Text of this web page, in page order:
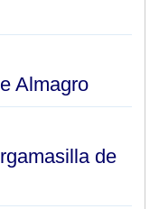
Almagro
de